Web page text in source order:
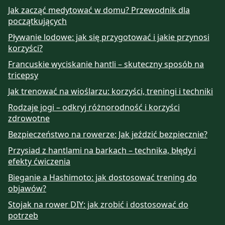
Jak zacząć medytować w domu? Przewodnik dla
początkujących
Pływanie lodowe: jak się przygotować i jakie przynosi
korzyści?
Francuskie wyciskanie hantli – skuteczny sposób na
tricepsy
Jak trenować na wioślarzu: korzyści, treningi i techniki
Rodzaje jogi – odkryj różnorodność i korzyści
zdrowotne
Bezpieczeństwo na rowerze: Jak jeździć bezpiecznie?
Przysiad z hantlami na barkach – technika, błędy i
efekty ćwiczenia
Bieganie a Hashimoto: jak dostosować trening do
objawów?
Stojak na rower DIY: jak zrobić i dostosować do
potrzeb